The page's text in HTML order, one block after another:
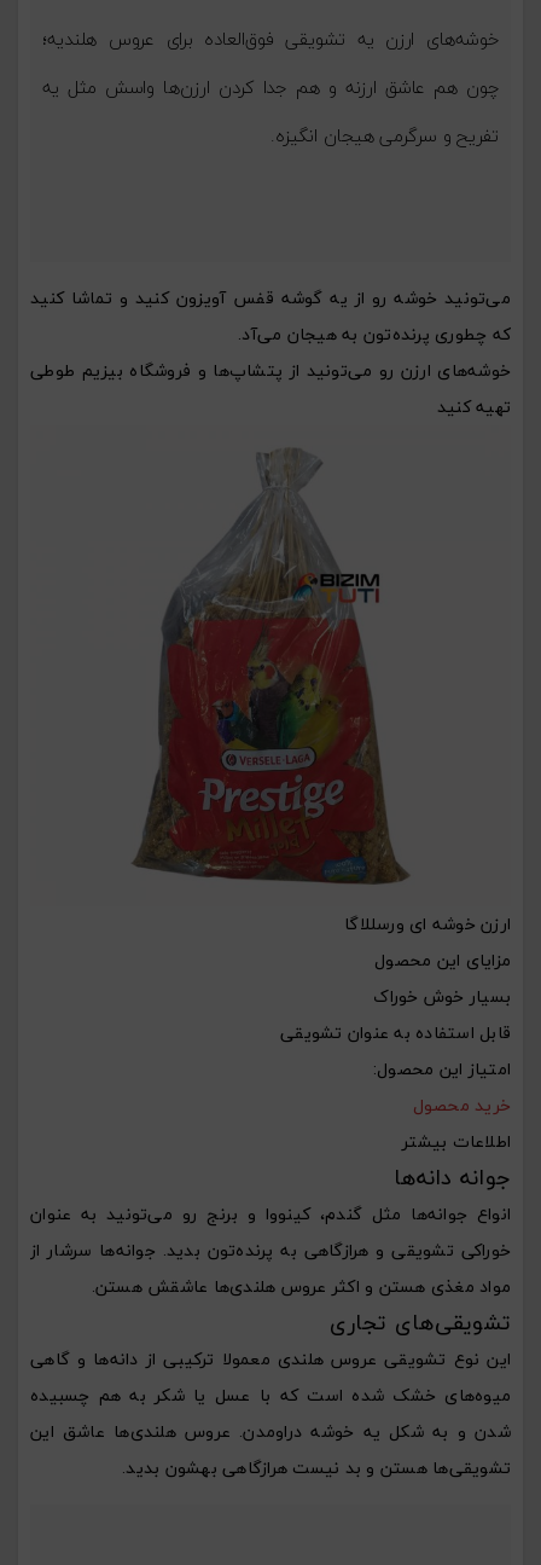
خوشه‌های ارزن یه تشویقی فوق‌العاده برای عروس هلندیه؛
چون هم عاشق ارزنه و هم جدا کردن ارزن‌ها واسش مثل یه
تفریح و سرگرمی هیجان انگیزه.
می‌تونید خوشه رو از یه گوشه قفس آویزون کنید و تماشا کنید
که چطوری پرنده‌تون به هیجان می‌آد.
خوشه‌های ارزن رو می‌تونید از پتشاپ‌ها و فروشگاه بیزیم طوطی
تهیه کنید
ارزن خوشه ای ورسللاگا
مزایای این محصول
بسیار خوش خوراک
قابل استفاده به عنوان تشویقی
امتیاز این محصول:
خرید محصول
اطلاعات بیشتر
جوانه دانه‌ها
انواع جوانه‌ها مثل گندم، کینووا و برنج رو می‌تونید به عنوان
خوراکی تشویقی و هرازگاهی به پرنده‌تون بدید. جوانه‌ها سرشار از
مواد مغذی هستن و اکثر عروس هلندی‌ها عاشقش هستن.
تشویقی‌های تجاری
این نوع تشویقی عروس هلندی معمولا ترکیبی از دانه‌ها و گاهی
میوه‌های خشک شده است که با عسل یا شکر به هم چسبیده
شدن و به شکل یه خوشه دراومدن. عروس هلندی‌ها عاشق این
تشویقی‌ها هستن و بد نیست هرازگاهی بهشون بدید.